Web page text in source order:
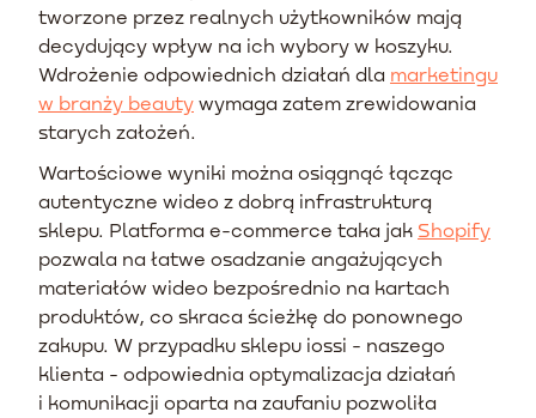
tworzone przez realnych użytkowników mają
decydujący wpływ na ich wybory w koszyku.
Wdrożenie odpowiednich działań dla marketingu
w branży beauty wymaga zatem zrewidowania
starych założeń.
Wartościowe wyniki można osiągnąć łącząc
autentyczne wideo z dobrą infrastrukturą
sklepu. Platforma e-commerce taka jak Shopify
pozwala na łatwe osadzanie angażujących
materiałów wideo bezpośrednio na kartach
produktów, co skraca ścieżkę do ponownego
zakupu. W przypadku sklepu iossi - naszego
klienta - odpowiednia optymalizacja działań
i komunikacji oparta na zaufaniu pozwoliła